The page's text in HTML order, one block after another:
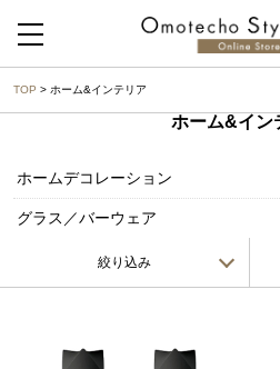
TOP > ホーム&インテリア
ホーム&イン
ホームデコレーション
グラス／バーウェア
絞り込み